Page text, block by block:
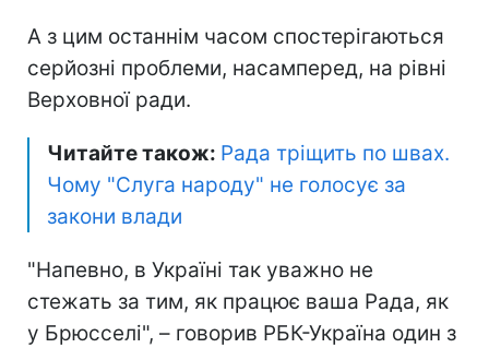
А з цим останнім часом спостерігаються
серйозні проблеми, насамперед, на рівні
Верховної ради.
Читайте також: Рада тріщить по швах.
Чому "Слуга народу" не голосує за
закони влади
"Напевно, в Україні так уважно не
стежать за тим, як працює ваша Рада, як
у Брюсселі", – говорив РБК-Україна один з